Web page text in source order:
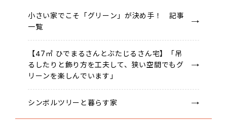
小さい家でこそ「グリーン」が決め手！ 記事
一覧
【47㎡ ひでまるさんとぶたじるさん宅】「吊
るしたりと飾り方を工夫して、狭い空間でもグ
リーンを楽しんでいます」
シンボルツリーと暮らす家